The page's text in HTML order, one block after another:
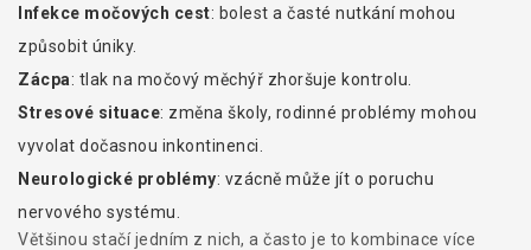
Infekce močových cest: bolest a časté nutkání mohou
způsobit úniky.
Zácpa: tlak na močový měchýř zhoršuje kontrolu.
Stresové situace: změna školy, rodinné problémy mohou
vyvolat dočasnou inkontinenci.
Neurologické problémy: vzácně může jít o poruchu
nervového systému.
Většinou stačí jedním z nich, a často je to kombinace více